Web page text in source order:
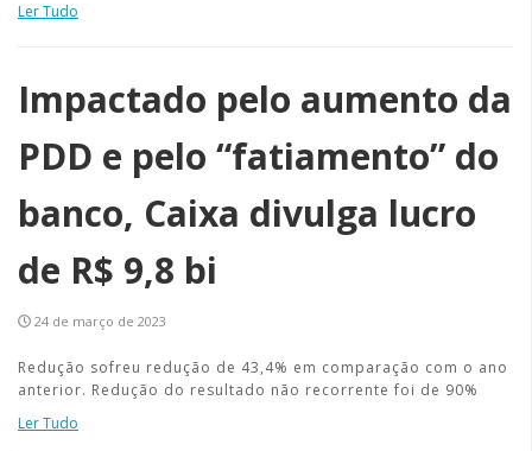
Ler Tudo
Impactado pelo aumento da
PDD e pelo “fatiamento” do
banco, Caixa divulga lucro
de R$ 9,8 bi
24 de março de 2023
Redução sofreu redução de 43,4% em comparação com o ano
anterior. Redução do resultado não recorrente foi de 90%
Ler Tudo